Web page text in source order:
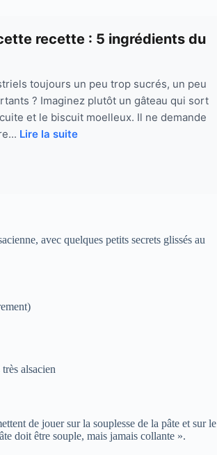
recette : 5 ingrédients du
toujours un peu trop sucrés, un peu
? Imaginez plutôt un gâteau qui sort
et le biscuit moelleux. Il ne demande
Lire la suite
avec quelques petits secrets glissés au
alsacien
de jouer sur la souplesse de la pâte et sur le
doit être souple, mais jamais collante ».